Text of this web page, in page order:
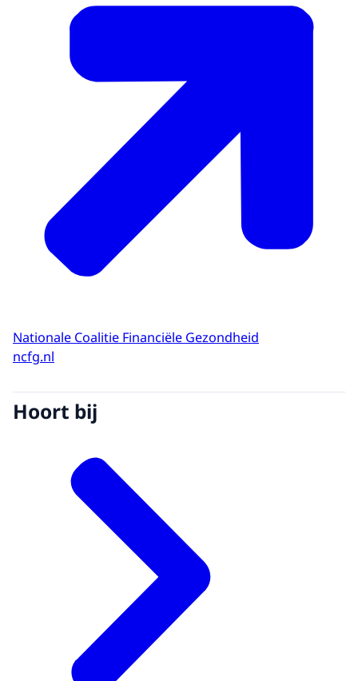
Nationale Coalitie Financiële Gezondheid
ncfg.nl
Hoort bij